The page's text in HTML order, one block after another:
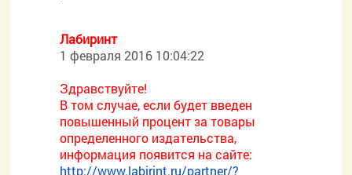
Лабиринт
1 февраля 2016 10:04:22
Здравствуйте!
В том случае, если будет введен
повышенный процент за товары
определенного издательства,
информация появится на сайте:
http://www.labirint.ru/partner/?